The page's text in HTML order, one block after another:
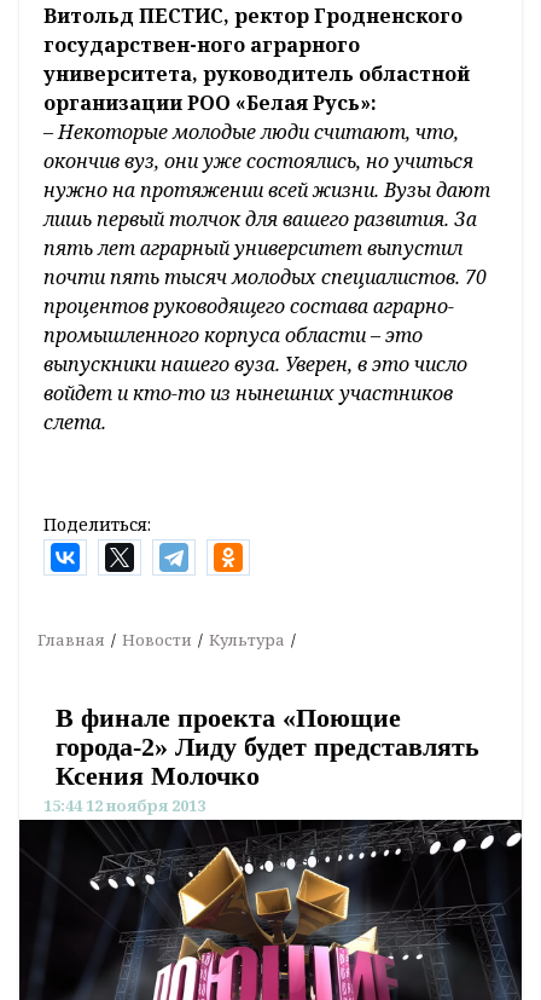
Витольд ПЕСТИС, ректор Гродненского
государствен-ного аграрного
университета, руководитель областной
организации РОО «Белая Русь»:
– Некоторые молодые люди считают, что,
окончив вуз, они уже состоялись, но учиться
нужно на протяжении всей жизни. Вузы дают
лишь первый толчок для вашего развития. За
пять лет аграрный университет выпустил
почти пять тысяч молодых специалистов. 70
процентов руководящего состава аграрно-
промышленного корпуса области – это
выпускники нашего вуза. Уверен, в это число
войдет и кто-то из нынешних участников
слета.
Поделиться:
Главная Новости Культура
В финале проекта «Поющие
города-2» Лиду будет представлять
Ксения Молочко
15:44 12 ноября 2013